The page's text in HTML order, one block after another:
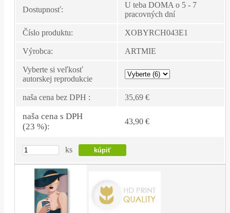
Dostupnosť:
U teba DOMA o 5 - 7
pracovných dní
Číslo produktu: XOBYRCH043E1
Výrobca: ARTMIE
Vyberte si veľkosť
autorskej reprodukcie
naša cena bez DPH : 35,69 €
naša cena s DPH
(23 %):
43,90 €
ks